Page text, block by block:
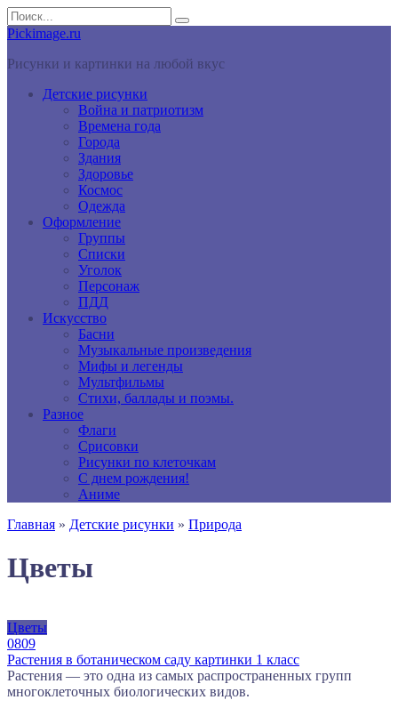
Перейти
к
контенту
Search
for:
Pickimage.ru
Рисунки и картинки на любой вкус
Детские рисунки
Война и патриотизм
Времена года
Города
Здания
Здоровье
Космос
Одежда
Оформление
Группы
Списки
Уголок
Персонаж
ПДД
Искусство
Басни
Музыкальные произведения
Мифы и легенды
Мультфильмы
Стихи, баллады и поэмы.
Разное
Флаги
Срисовки
Рисунки по клеточкам
С днем рождения!
Аниме
Главная » Детские рисунки » Природа
Цветы
Цветы
0809
Растения в ботаническом саду картинки 1 класс
Растения — это одна из самых распространенных групп
многоклеточных биологических видов.